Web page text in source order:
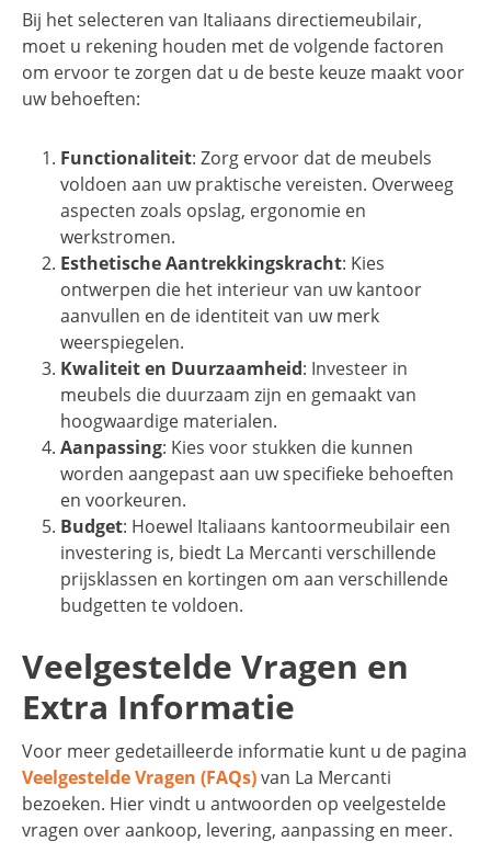
Bij het selecteren van Italiaans directiemeubilair,
moet u rekening houden met de volgende factoren
om ervoor te zorgen dat u de beste keuze maakt voor
uw behoeften:
Functionaliteit: Zorg ervoor dat de meubels
voldoen aan uw praktische vereisten. Overweeg
aspecten zoals opslag, ergonomie en
werkstromen.
Esthetische Aantrekkingskracht: Kies
ontwerpen die het interieur van uw kantoor
aanvullen en de identiteit van uw merk
weerspiegelen.
Kwaliteit en Duurzaamheid: Investeer in
meubels die duurzaam zijn en gemaakt van
hoogwaardige materialen.
Aanpassing: Kies voor stukken die kunnen
worden aangepast aan uw specifieke behoeften
en voorkeuren.
Budget: Hoewel Italiaans kantoormeubilair een
investering is, biedt La Mercanti verschillende
prijsklassen en kortingen om aan verschillende
budgetten te voldoen.
Veelgestelde Vragen en
Extra Informatie
Voor meer gedetailleerde informatie kunt u de pagina
Veelgestelde Vragen (FAQs)van La Mercanti
bezoeken. Hier vindt u antwoorden op veelgestelde
vragen over aankoop, levering, aanpassing en meer.